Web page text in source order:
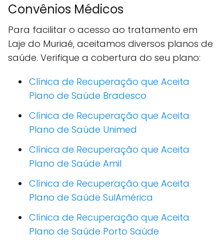
Convênios Médicos
Para facilitar o acesso ao tratamento em
Laje do Muriaé, aceitamos diversos planos de
saúde. Verifique a cobertura do seu plano:
Clínica de Recuperação que Aceita
Plano de Saúde Bradesco
Clínica de Recuperação que Aceita
Plano de Saúde Unimed
Clínica de Recuperação que Aceita
Plano de Saúde Amil
Clínica de Recuperação que Aceita
Plano de Saúde SulAmérica
Clínica de Recuperação que Aceita
Plano de Saúde Porto Saúde